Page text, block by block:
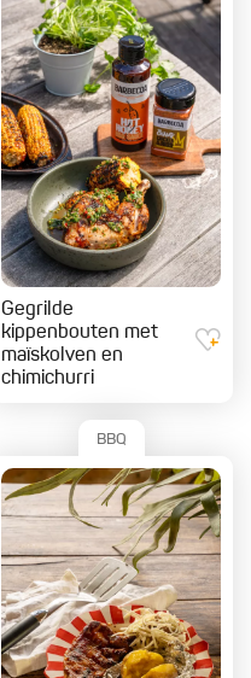
Gegrilde
kippenbouten met
maïskolven en
chimichurri
BBQ